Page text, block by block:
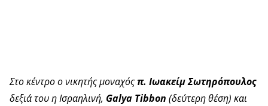
Στο κέντρο ο νικητής μοναχόςπ. Ιωακείμ Σωτηρόπουλος
δεξιά του η Ισραηλινή, Galya Tibbon (δεύτερη θέση) και